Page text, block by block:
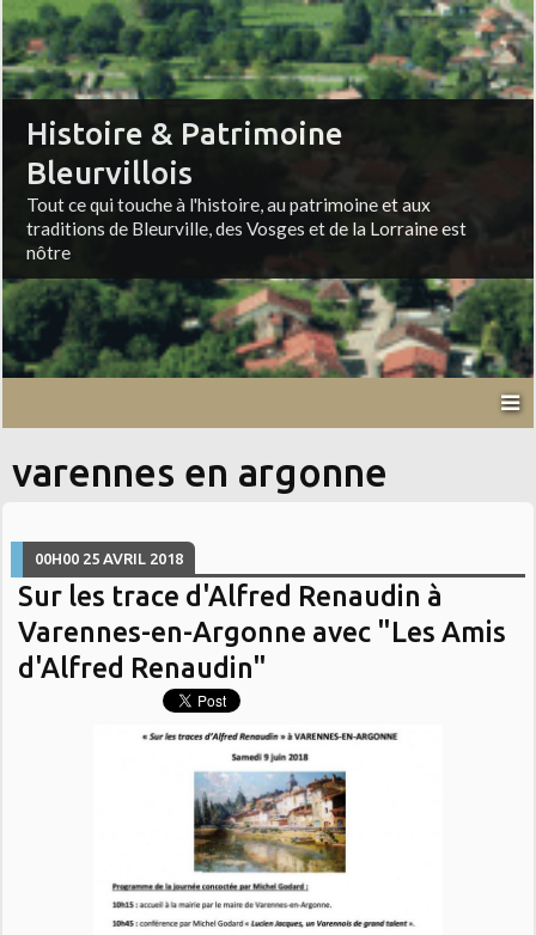
Histoire & Patrimoine
Bleurvillois
Tout ce qui touche à l'histoire, au patrimoine et aux
traditions de Bleurville, des Vosges et de la Lorraine est
nôtre
varennes en argonne
00H00 25 AVRIL 2018
Sur les trace d'Alfred Renaudin à
Varennes-en-Argonne avec "Les Amis
d'Alfred Renaudin"